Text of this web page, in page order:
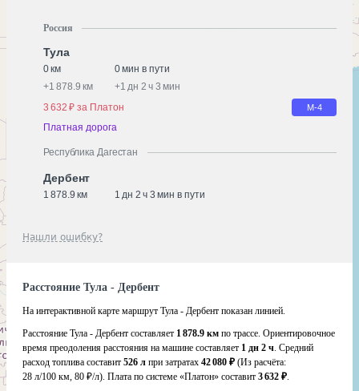
Россия
Тула
0 км
0 мин в пути
+1 878.9 км +1 дн 2 ч 3 мин
3 632 ₽ за Платон
М-4
Платная дорога
Республика Дагестан
Дербент
1 878.9 км 1 дн 2 ч 3 мин в пути
Нашли ошибку?
Расстояние Тула - Дербент
На интерактивной карте маршрут Тула - Дербент показан линией.
Расстояние Тула - Дербент составляет 1 878.9 км по трассе. Ориентировочное
время преодоления расстояния на машине составляет 1 дн 2 ч. Средний
расход топлива составит 526 л при затратах 42 080 ₽ (Из расчёта:
28 л/100 км, 80 ₽/л). Плата по системе «Платон» составит 3 632 ₽.